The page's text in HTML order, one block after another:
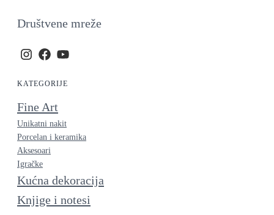
Društvene mreže
KATEGORIJE
Fine Art
Unikatni nakit
Porcelan i keramika
Aksesoari
Igračke
Kućna dekoracija
Knjige i notesi